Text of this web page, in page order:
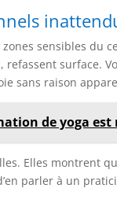
sensibles du
refassent surface.
sans raison
de yoga est
Elles montrent
parler à un